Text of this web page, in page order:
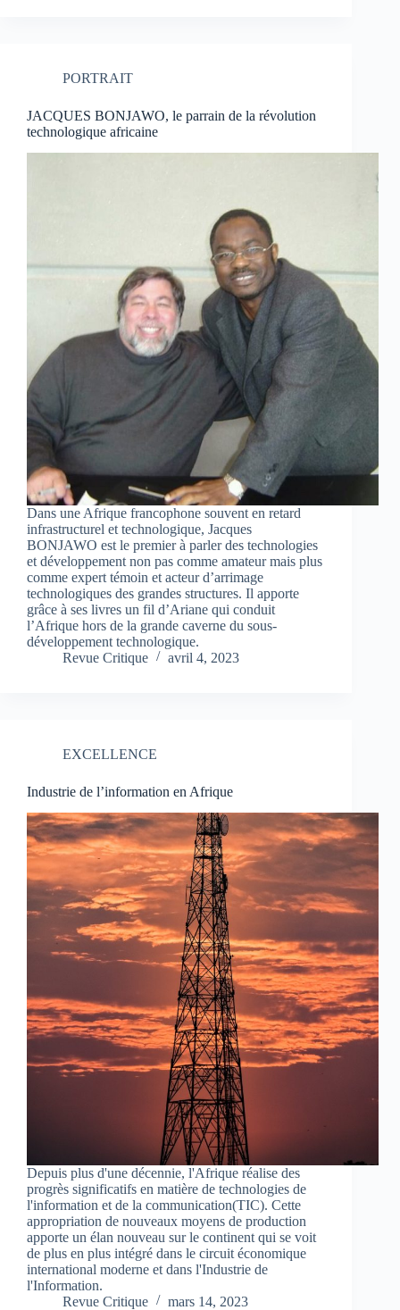
PORTRAIT
JACQUES BONJAWO, le parrain de la révolution
technologique africaine
Dans une Afrique francophone souvent en retard
infrastructurel et technologique, Jacques
BONJAWO est le premier à parler des technologies
et développement non pas comme amateur mais plus
comme expert témoin et acteur d’arrimage
technologiques des grandes structures. Il apporte
grâce à ses livres un fil d’Ariane qui conduit
l’Afrique hors de la grande caverne du sous-
développement technologique.
Revue Critique
avril 4, 2023
EXCELLENCE
Industrie de l’information en Afrique
Depuis plus d'une décennie, l'Afrique réalise des
progrès significatifs en matière de technologies de
l'information et de la communication(TIC). Cette
appropriation de nouveaux moyens de production
apporte un élan nouveau sur le continent qui se voit
de plus en plus intégré dans le circuit économique
international moderne et dans l'Industrie de
l'Information.
Revue Critique
mars 14, 2023